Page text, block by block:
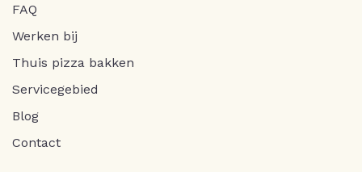
FAQ
Werken bij
Thuis pizza bakken
Servicegebied
Blog
Contact